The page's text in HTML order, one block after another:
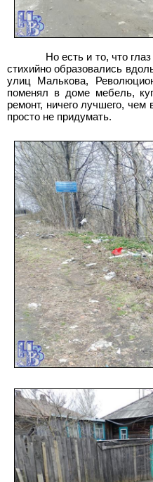
Но есть и то, что
стихийно образовались
улиц Малькова,
поменял в доме мебель,
ремонт, ничего лучшего, чем
просто не придумать.